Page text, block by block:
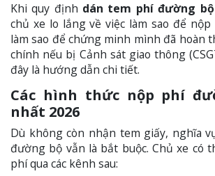
Khi quy định dán tem phí đường bộ
chủ xe lo lắng về việc làm sao để
làm sao để chứng minh mình đã hoàn
chính nếu bị Cảnh sát giao thông
đây là hướng dẫn chi tiết.
Các hình thức nộp phí
nhất 2026
Dù không còn nhận tem giấy, nghĩa
đường bộ vẫn là bắt buộc. Chủ xe có
phí qua các kênh sau: